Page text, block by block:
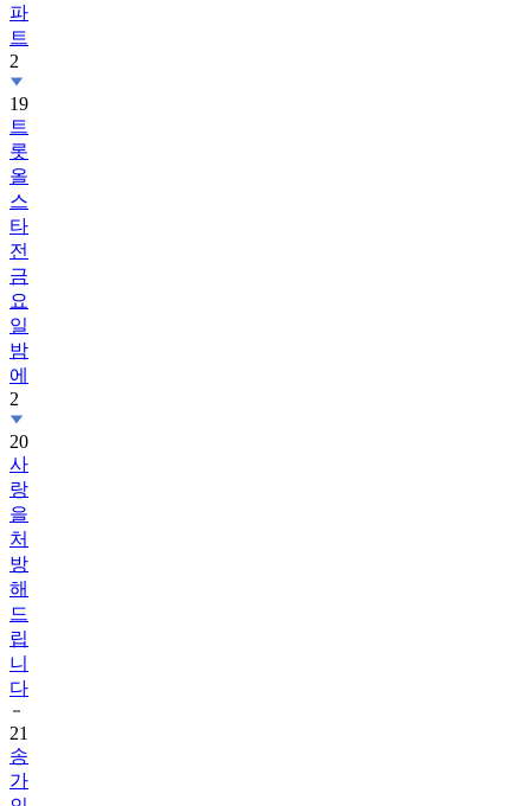
파
트
2
19
트
롯
올
스
타
전
금
요
일
밤
에
2
20
사
랑
을
처
방
해
드
립
니
다
21
송
가